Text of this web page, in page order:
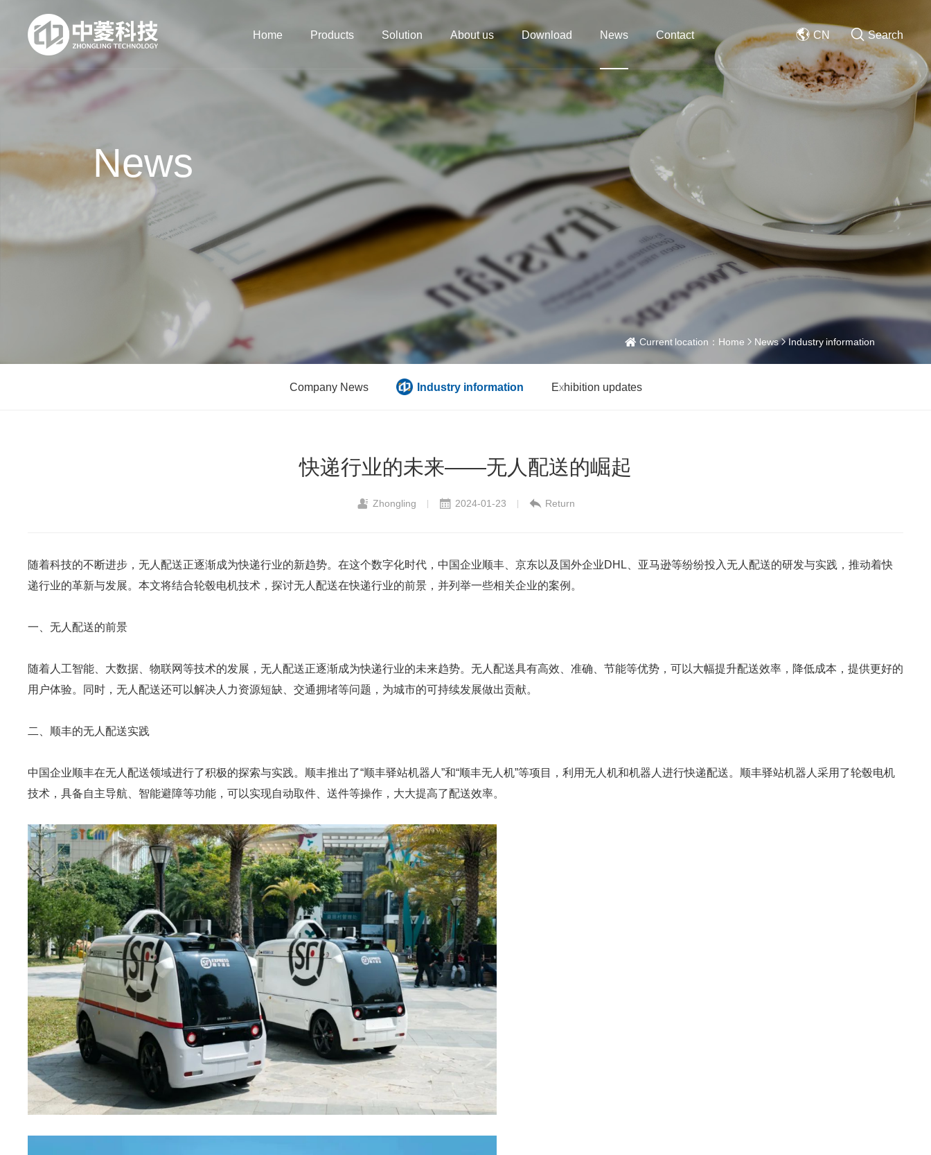
Home Products Solution About us Download News Contact CN Search
News
Current location： Home News Industry information
Company News Industry information Exhibition updates
快递行业的未来——无人配送的崛起
Zhongling | 2024-01-23 | Return
随着科技的不断进步，无人配送正逐渐成为快递行业的新趋势。在这个数字化时代，中国企业顺丰、京东以及国外企业DHL、亚马逊等纷纷投入无人配送的研发与实践，推动着快
递行业的革新与发展。本文将结合轮毂电机技术，探讨无人配送在快递行业的前景，并列举一些相关企业的案例。
一、无人配送的前景
随着人工智能、大数据、物联网等技术的发展，无人配送正逐渐成为快递行业的未来趋势。无人配送具有高效、准确、节能等优势，可以大幅提升配送效率，降低成本，提供更好的
用户体验。同时，无人配送还可以解决人力资源短缺、交通拥堵等问题，为城市的可持续发展做出贡献。
二、顺丰的无人配送实践
中国企业顺丰在无人配送领域进行了积极的探索与实践。顺丰推出了“顺丰驿站机器人”和“顺丰无人机”等项目，利用无人机和机器人进行快递配送。顺丰驿站机器人采用了轮毂电机
技术，具备自主导航、智能避障等功能，可以实现自动取件、送件等操作，大大提高了配送效率。